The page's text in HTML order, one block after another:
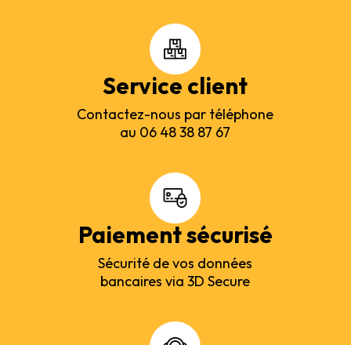
Service client
Contactez-nous par téléphone
au 06 48 38 87 67
Paiement sécurisé
Sécurité de vos données
bancaires via 3D Secure